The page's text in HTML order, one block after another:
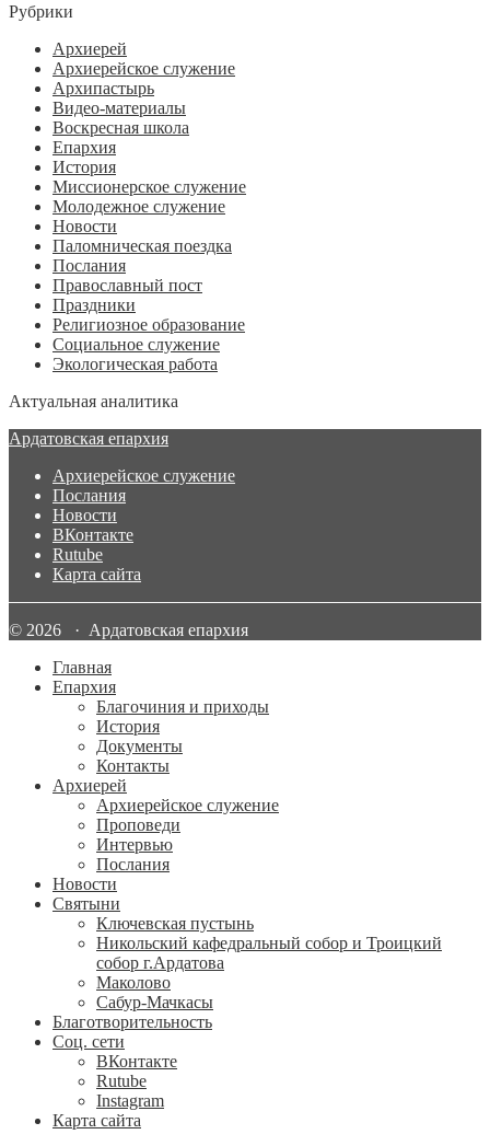
Рубрики
Архиерей
Архиерейское служение
Архипастырь
Видео-материалы
Воскресная школа
Епархия
История
Миссионерское служение
Молодежное служение
Новости
Паломническая поездка
Послания
Православный пост
Праздники
Религиозное образование
Социальное служение
Экологическая работа
Актуальная аналитика
Ардатовская епархия
Архиерейское служение
Послания
Новости
ВКонтакте
Rutube
Карта сайта
© 2026 · Ардатовская епархия
Главная
Епархия
Благочиния и приходы
История
Документы
Контакты
Архиерей
Архиерейское служение
Проповеди
Интервью
Послания
Новости
Святыни
Ключевская пустынь
Никольский кафедральный собор и Троицкий
собор г.Ардатова
Маколово
Сабур-Мачкасы
Благотворительность
Соц. сети
ВКонтакте
Rutube
Instagram
Карта сайта